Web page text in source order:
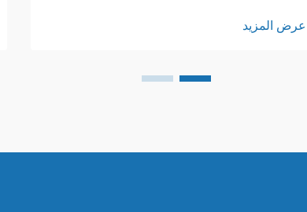
height: normal; } h3 { margin-top:
size: 20px !important; font-weight:
عرض المزيد